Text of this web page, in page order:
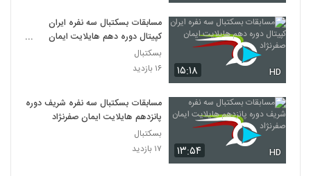
۱۵:۱۸ HD
مسابقات بسکتبال سه نفره ایران
کپیتال دوره دهم هایلایت ایمان
صفرنژاد
بسکتبال
۱۶ بازدید
۱۳:۵۴ HD
مسابقات بسکتبال سه نفره شریف دوره
پانزدهم هایلایت ایمان صفرنژاد
بسکتبال
۱۷ بازدید